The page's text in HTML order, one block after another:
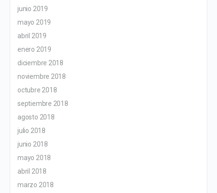
junio 2019
mayo 2019
abril 2019
enero 2019
diciembre 2018
noviembre 2018
octubre 2018
septiembre 2018
agosto 2018
julio 2018
junio 2018
mayo 2018
abril 2018
marzo 2018